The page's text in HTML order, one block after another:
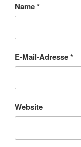
Name*
E-Mail-Adresse*
Website